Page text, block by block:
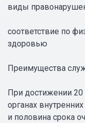
виды
соответствие по
здоровью
Преимущества
При достижении 20
органах
и половина срока